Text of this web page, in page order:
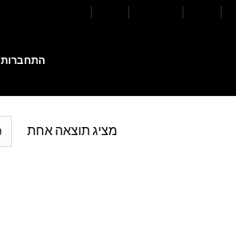
התחברות
מציג תוצאה אחת